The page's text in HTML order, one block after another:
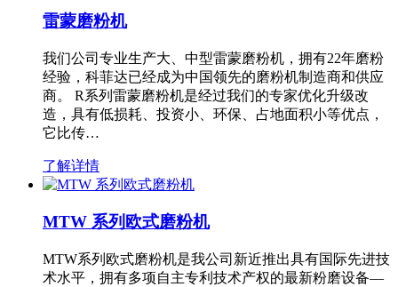
雷蒙磨粉机
我们公司专业生产大、中型雷蒙磨粉机，拥有22年磨粉
经验，科菲达已经成为中国领先的磨粉机制造商和供应
商。 R系列雷蒙磨粉机是经过我们的专家优化升级改
造，具有低损耗、投资小、环保、占地面积小等优点，
它比传…
了解详情
MTW 系列欧式磨粉机
MTW系列欧式磨粉机是我公司新近推出具有国际先进技
术水平，拥有多项自主专利技术产权的最新粉磨设备—